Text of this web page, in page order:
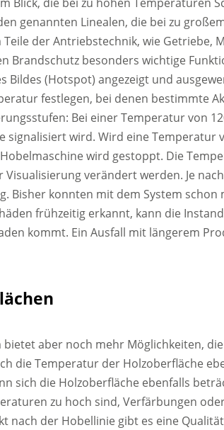
genannten Linealen, die bei zu
der Antriebstechnik, wie Getriebe,
Brandschutz besonders wichtige
Bildes (Hotspot) angezeigt und
festlegen, bei denen bestimmte
Bei einer Temperatur von
signalisiert wird. Wird eine Temperatur
wird gestoppt. Die
verändert werden. Je
Bisher konnten mit dem System
frühzeitig erkannt, kann die
kommt. Ein Ausfall mit längerem
aber noch mehr Möglichkeiten,
die Temperatur der Holzoberfläche
sich die Holzoberfläche ebenfalls
zu hoch sind, Verfärbungen
nach der Hobellinie gibt es eine